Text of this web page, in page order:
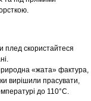
плед скористайтеся
«жата» фактура,
вирішили прасувати,
до 110°С.